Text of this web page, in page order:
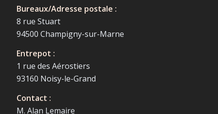
Bureaux/Adresse postale :
8 rue Stuart
94500 Champigny-sur-Marne
Entrepot :
1 rue des Aérostiers
93160 Noisy-le-Grand
Contact :
M. Alan Lemaire